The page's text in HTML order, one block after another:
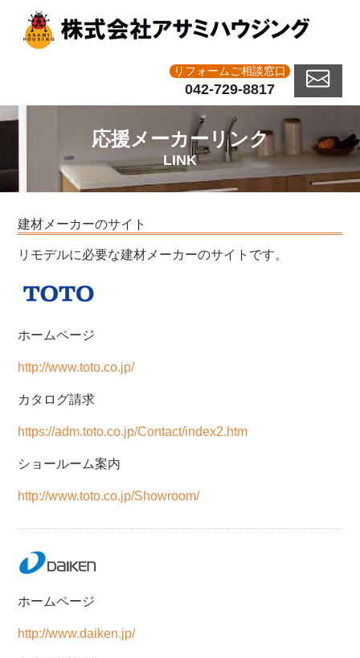
リフォームご相談窓口
042-729-8817
応援メーカーリンク
LINK
建材メーカーのサイト
リモデルに必要な建材メーカーのサイトです。
ホームページ
http://www.toto.co.jp/
カタログ請求
https://adm.toto.co.jp/Contact/index2.htm
ショールーム案内
http://www.toto.co.jp/Showroom/
ホームページ
http://www.daiken.jp/